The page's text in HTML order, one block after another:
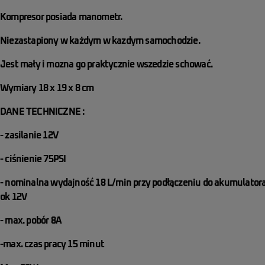
Kompresor posiada manometr.
Niezastapiony w każdym w kazdym samochodzie.
Jest mały i mozna go praktycznie wszedzie schować.
Wymiary 18 x 19 x 8 cm
DANE TECHNICZNE :
- zasilanie 12V
- ciśnienie 75PSI
- nominalna wydajność 18 L/min przy podłączeniu do
ok 12V
- max. pobór 8A
-max. czas pracy 15 minut